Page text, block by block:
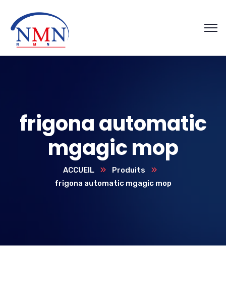
frigona automatic
mgagic mop
ACCUEIL
Produits
frigona automatic mgagic mop